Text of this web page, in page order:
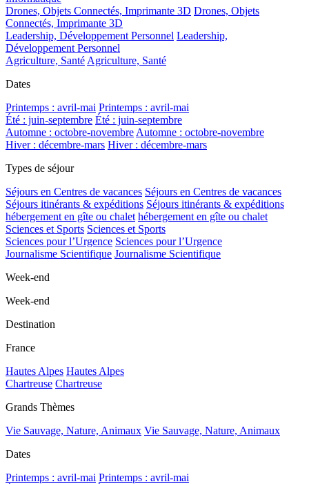
Drones, Objets Connectés, Imprimante 3D Drones, Objets
Connectés, Imprimante 3D
Leadership, Développement Personnel Leadership,
Développement Personnel
Agriculture, Santé Agriculture, Santé
Dates
Printemps : avril-mai Printemps : avril-mai
Été : juin-septembre Été : juin-septembre
Automne : octobre-novembre Automne : octobre-novembre
Hiver : décembre-mars Hiver : décembre-mars
Types de séjour
Séjours en Centres de vacances Séjours en Centres de vacances
Séjours itinérants & expéditions Séjours itinérants & expéditions
hébergement en gîte ou chalet hébergement en gîte ou chalet
Sciences et Sports Sciences et Sports
Sciences pour l’Urgence Sciences pour l’Urgence
Journalisme Scientifique Journalisme Scientifique
Week-end
Week-end
Destination
France
Hautes Alpes Hautes Alpes
Chartreuse Chartreuse
Grands Thèmes
Vie Sauvage, Nature, Animaux Vie Sauvage, Nature, Animaux
Dates
Printemps : avril-mai Printemps : avril-mai